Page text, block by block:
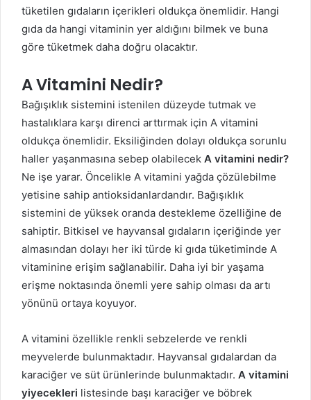
tüketilen gıdaların içerikleri oldukça önemlidir. Hangi
gıda da hangi vitaminin yer aldığını bilmek ve buna
göre tüketmek daha doğru olacaktır.
A Vitamini Nedir?
Bağışıklık sistemini istenilen düzeyde tutmak ve
hastalıklara karşı direnci arttırmak için A vitamini
oldukça önemlidir. Eksiliğinden dolayı oldukça sorunlu
haller yaşanmasına sebep olabilecek A vitamini nedir?
Ne işe yarar. Öncelikle A vitamini yağda çözülebilme
yetisine sahip antioksidanlardandır. Bağışıklık
sistemini de yüksek oranda destekleme özelliğine de
sahiptir. Bitkisel ve hayvansal gıdaların içeriğinde yer
almasından dolayı her iki türde ki gıda tüketiminde A
vitaminine erişim sağlanabilir. Daha iyi bir yaşama
erişme noktasında önemli yere sahip olması da artı
yönünü ortaya koyuyor.
A vitamini özellikle renkli sebzelerde ve renkli
meyvelerde bulunmaktadır. Hayvansal gıdalardan da
karaciğer ve süt ürünlerinde bulunmaktadır. A vitamini
yiyecekleri listesinde başı karaciğer ve böbrek